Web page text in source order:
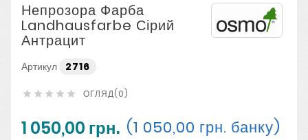
Непрозора Фарба
Landhausfarbe Сірий
Антрацит
Артикул 2716
     ОГЛЯД(0)
1 050,00 грн. (1 050,00 грн. банку)